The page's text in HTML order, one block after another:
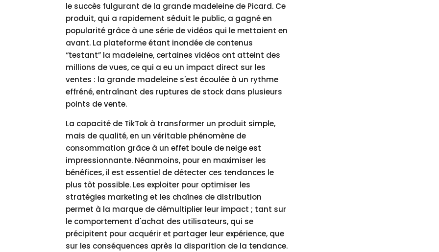
le succès fulgurant de la grande madeleine de Picard. Ce
produit, qui a rapidement séduit le public, a gagné en
popularité grâce à une série de vidéos qui le mettaient en
avant. La plateforme étant inondée de contenus
“testant” la madeleine, certaines vidéos ont atteint des
millions de vues, ce qui a eu un impact direct sur les
ventes : la grande madeleine s'est écoulée à un rythme
effréné, entraînant des ruptures de stock dans plusieurs
points de vente.
La capacité de TikTok à transformer un produit simple,
mais de qualité, en un véritable phénomène de
consommation grâce à un effet boule de neige est
impressionnante. Néanmoins, pour en maximiser les
bénéfices, il est essentiel de détecter ces tendances le
plus tôt possible. Les exploiter pour optimiser les
stratégies marketing et les chaînes de distribution
permet à la marque de démultiplier leur impact ; tant sur
le comportement d'achat des utilisateurs, qui se
précipitent pour acquérir et partager leur expérience, que
sur les conséquences après la disparition de la tendance.